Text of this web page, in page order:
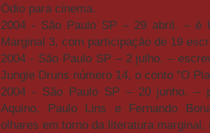
Ódio para cinema.
2004 - São Paulo SP – 29 abril. – é
Marginal 3, com participação de 19
2004 - São Paulo SP – 2 julho. –
Jungle Druns número 14, o conto "O
2004 - São Paulo SP – 20 junho. –
Aquino, Paulo Lins e Fernando
olhares em torno da literatura marginal,